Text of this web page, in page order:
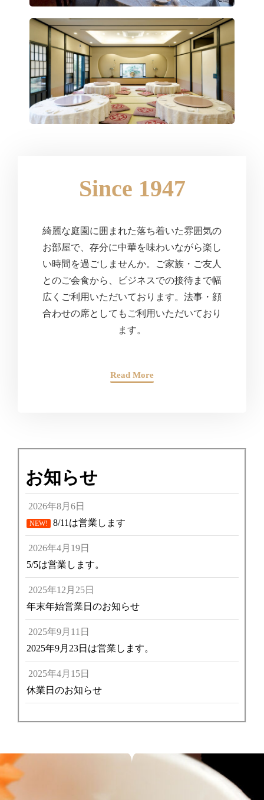
Since 1947
綺麗な庭園に囲まれた落ち着いた雰囲気の
お部屋で、存分に中華を味わいながら楽し
い時間を過ごしませんか。ご家族・ご友人
とのご会食から、ビジネスでの接待まで幅
広くご利用いただいております。法事・顔
合わせの席としてもご利用いただいており
ます。
Read More
お知らせ
2026年8月6日
NEW! 8/11は営業します
2026年4月19日
5/5は営業します。
2025年12月25日
年末年始営業日のお知らせ
2025年9月11日
2025年9月23日は営業します。
2025年4月15日
休業日のお知らせ